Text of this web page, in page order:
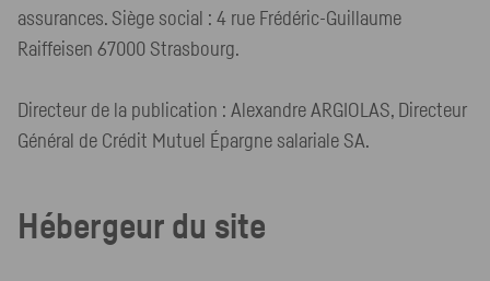
assurances. Siège social : 4 rue Frédéric-Guillaume
Raiffeisen 67000 Strasbourg.
Directeur de la publication : Alexandre ARGIOLAS, Directeur
Général de Crédit Mutuel Épargne salariale SA.
Hébergeur du site